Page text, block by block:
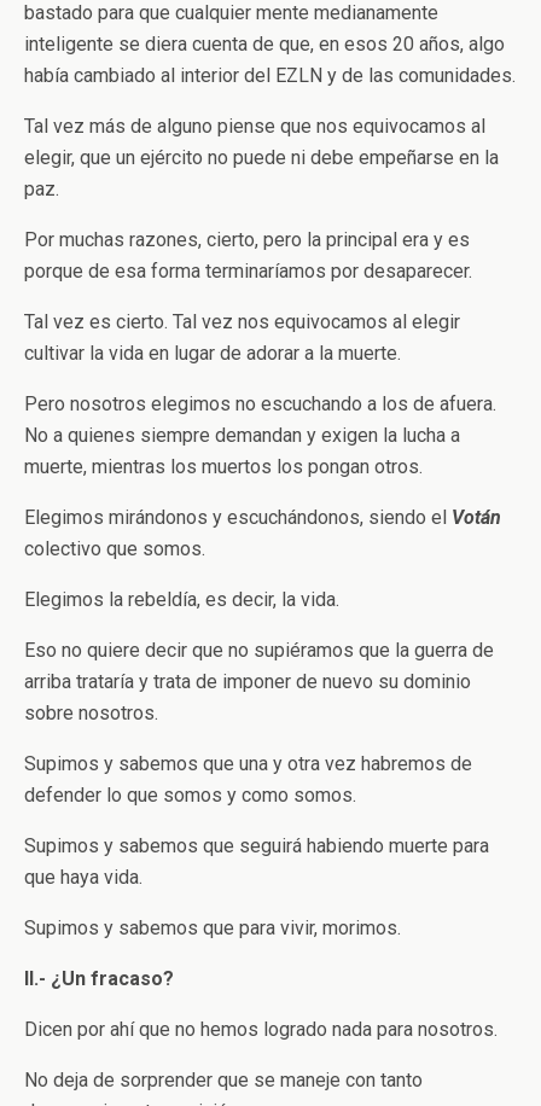
bastado para que cualquier mente medianamente
inteligente se diera cuenta de que, en esos 20 años, algo
había cambiado al interior del EZLN y de las comunidades.
Tal vez más de alguno piense que nos equivocamos al
elegir, que un ejército no puede ni debe empeñarse en la
paz.
Por muchas razones, cierto, pero la principal era y es
porque de esa forma terminaríamos por desaparecer.
Tal vez es cierto. Tal vez nos equivocamos al elegir
cultivar la vida en lugar de adorar a la muerte.
Pero nosotros elegimos no escuchando a los de afuera.
No a quienes siempre demandan y exigen la lucha a
muerte, mientras los muertos los pongan otros.
Elegimos mirándonos y escuchándonos, siendo el Votán
colectivo que somos.
Elegimos la rebeldía, es decir, la vida.
Eso no quiere decir que no supiéramos que la guerra de
arriba trataría y trata de imponer de nuevo su dominio
sobre nosotros.
Supimos y sabemos que una y otra vez habremos de
defender lo que somos y como somos.
Supimos y sabemos que seguirá habiendo muerte para
que haya vida.
Supimos y sabemos que para vivir, morimos.
II.- ¿Un fracaso?
Dicen por ahí que no hemos logrado nada para nosotros.
No deja de sorprender que se maneje con tanto